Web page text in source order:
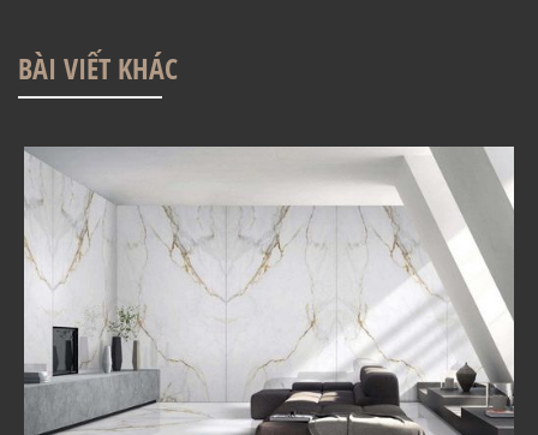
BÀI VIẾT KHÁC